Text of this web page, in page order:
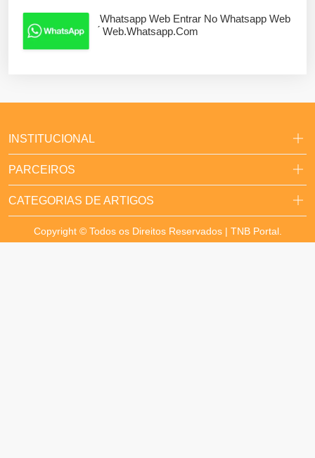
Whatsapp Web Entrar No Whatsapp Web
́ Web.whatsapp.com
INSTITUCIONAL
PARCEIROS
CATEGORIAS DE ARTIGOS
Copyright © Todos os Direitos Reservados | TNB Portal.